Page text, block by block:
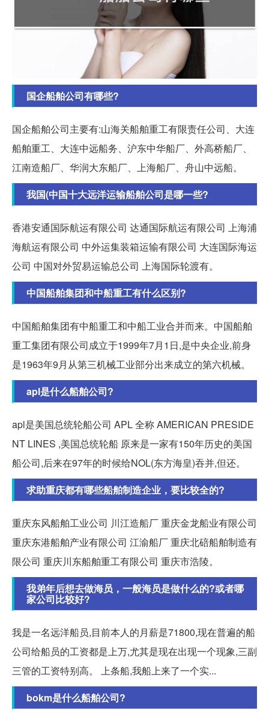
国企船舶公司有哪些?
国企船舶公司主要有:山海关船舶重工有限责任公司、大连
船舶重工、大连中远船务、沪东中华船厂、外高桥船厂、
江南造船厂、华润大东船厂、上海船厂、舟山中远船。
我国(中国十大远洋运输船舶公司是哪一些?
香港安通国际航运有限公司 达通国际航运有限公司 上海浦
海航运有限公司 中外运集装箱运输有限公司 大连国际海运
公司 中国对外贸易运输总公司 上海国际轮渡有。
中国船舶集团和中船重工有什么区别?
中国船舶集团有中船重工和中船工业合并而来。中国船舶
重工集团有限公司成立于1999年7月1日,是中央企业,前身
是1963年9月从第三机械工业部分出来成立的第六机械。
apl是什么船舶公司?
apl是美国总统轮船公司 APL 全称 AMERICAN PRESIDE
NT LINES ,美国总统轮船 原来是一家有150年历史的美国
船公司,后来在97年的时候给NOL(东方海皇)吞并,但还。
求助重庆都有哪些船舶制造企业，要比较全的?
重庆东风船舶工业公司 川江造船厂 重庆金龙船业有限公司
重庆东港船舶产业有限公司 江渝船厂 重庆北碚船舶制造有
限公司 重庆川东船舶重工有限公司 重庆市浩陵。
我弟年后想去做海员，一般海员是做什么的?或者哪
家公司比较好?
我是一名远洋船员,目前本人的月薪是71800,现在普遍的船
公司给船员的工资都是上万,尤其是现在出现一个现象,三副
三管的工资特别高。 上条船,我船上来了一个实...
bokm是什么船舶公司?